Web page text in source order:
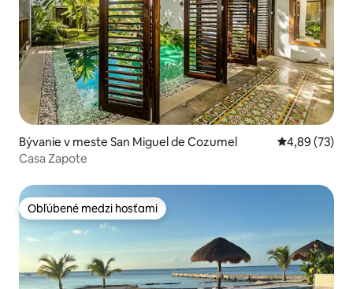
Bývanie v meste San Miguel de Cozumel Priemerné
4,89 (73)
Casa Zapote
Obľúbené medzi hosťami
Obľúbené medzi hosťami